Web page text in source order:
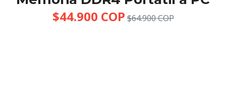
$44.900 COP $64.900 COP